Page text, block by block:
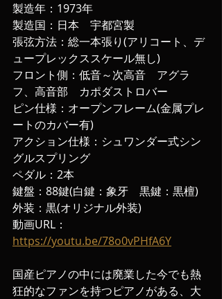
製造年：1973年
製造国：日本　宇都宮製
張弦方法：総一本張り(アリコート、デ
ュープレックススケール無し)
フロント側：低音～次高音　アグラ
フ、高音部　カポダストロバー
ピン仕様：オープンフレーム(金属プレ
ートのカバー有)
アクション仕様：シュワンダー式シン
グルスプリング
ペダル：2本
鍵盤：88鍵(白鍵：象牙　黒鍵：黒檀)
外装：黒(オリジナル外装)
動画URL：
https://youtu.be/78o0vPHfA6Y
国産ピアノの中には廃業した今でも熱
狂的なファンを持つピアノがある、大